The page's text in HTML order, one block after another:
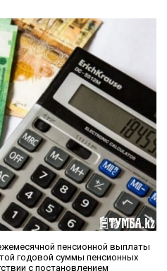
пенсионной выплаты
годовой суммы пенсионных
с постановлением